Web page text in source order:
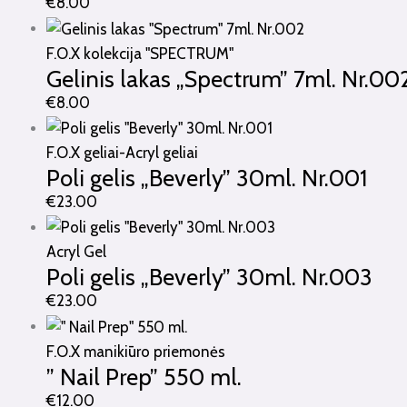
F.O.X kolekcija "SPECTRUM"
Gelinis lakas „Spectrum” 7ml.
€8.00
F.O.X geliai-Acryl geliai
Poli gelis „Beverly” 30ml. Nr.001
€23.00
Acryl Gel
Poli gelis „Beverly” 30ml. Nr.003
€23.00
F.O.X manikiūro priemonės
” Nail Prep” 550 ml.
€12.00